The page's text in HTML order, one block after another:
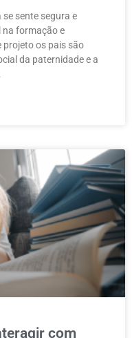
sente segura e
na formação e
projeto os pais são
da paternidade e a
com